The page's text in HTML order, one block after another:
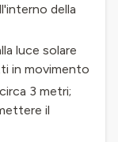
della
luce solare
in movimento
3 metri;
il